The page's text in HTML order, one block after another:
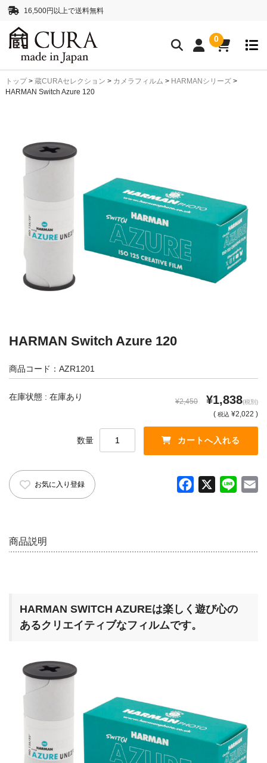
16,500円以上で送料無料
0
クリーニングアイテム
抗菌・消臭・防カビスプレー
ハンドストラップ
正絹 真田紐ストラップ
シルクロープストラッ
プ”SHIMEKIRI”
カメラアクセサリー
蔵CURAセレクション
カメラフィルム カメラフィルムケース
カメラ露出計
ワンタイムカメラ カメラストラップ
English introduction
トップ> 蔵CURAセレクション > カメラフィルム > HARMANシリーズ>
HARMAN Switch Azure 120
HARMAN Switch Azure 120
商品コード：AZR1201
在庫状態 : 在庫あり ¥2,450 ¥1,838(税別)
(税込 ¥2,022 )
数量
お気に入り登録
b
k
X
商品説明
HARMAN SWITCH AZUREは楽しく遊び心の
あるクリエイティブなフィルムです。